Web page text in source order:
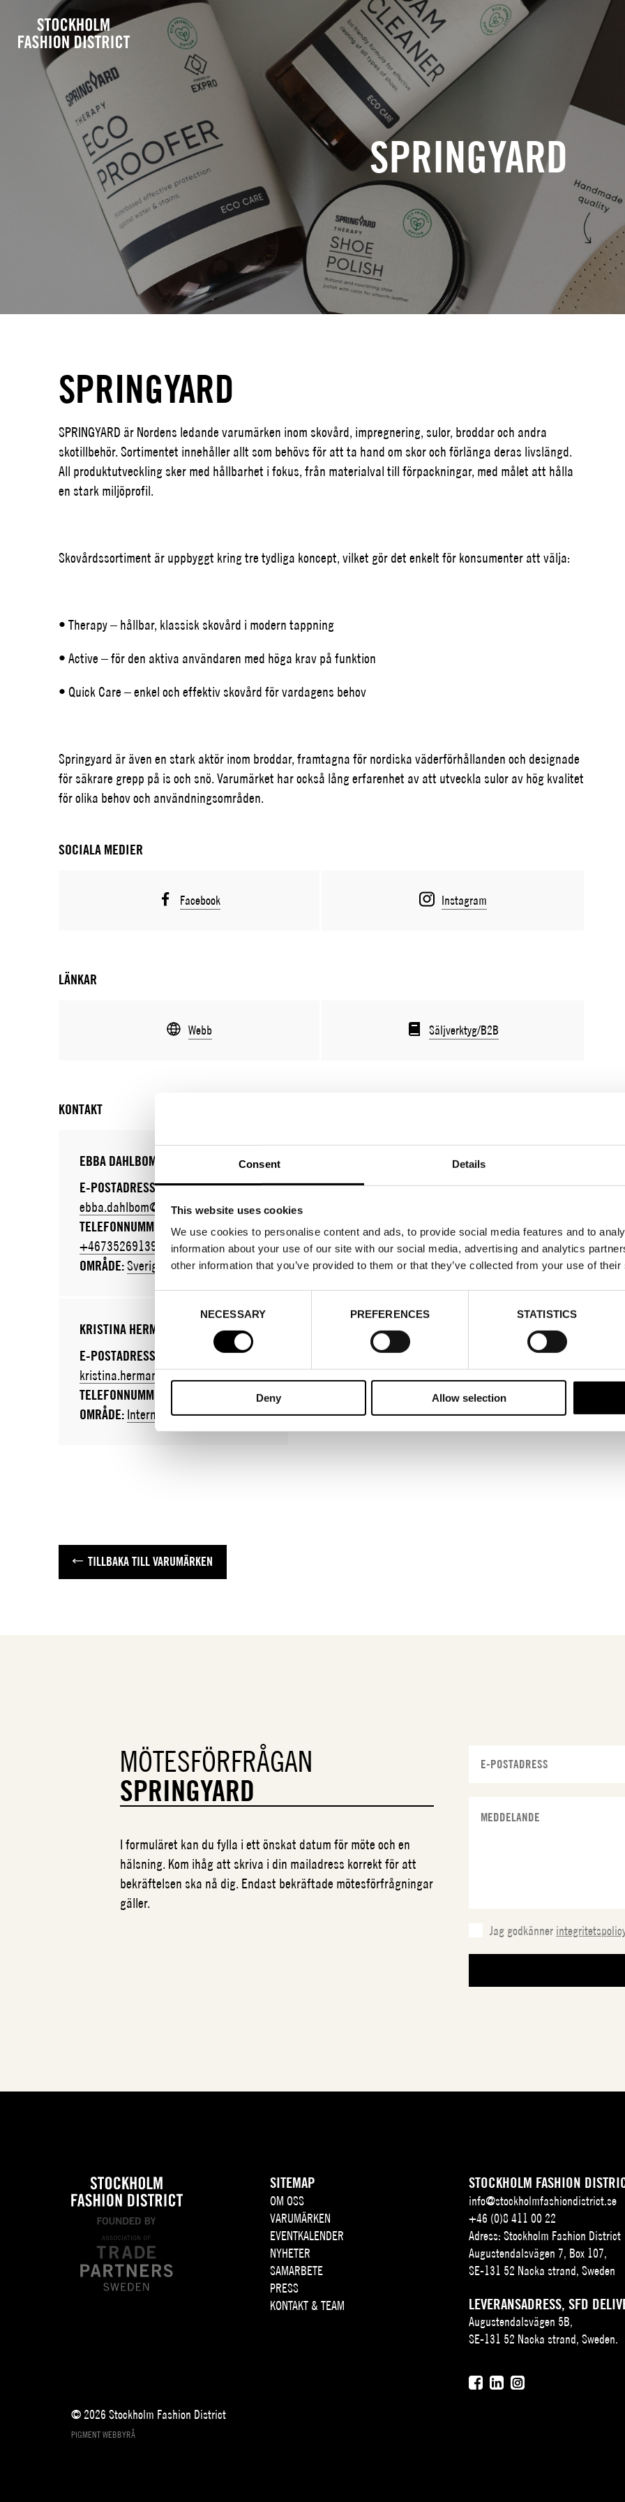
Consent Details
This website uses cookies
We use cookies to personalise content and ads, to provide social media features and to
information about your use of our site with our social media, advertising and analytics
other information that you’ve provided to them or that they’ve collected from your use of
NECESSARY PREFERENCES STATISTICS
Deny Allow selection
SPRINGYARD
SPRINGYARD
SPRINGYARD är Nordens ledande varumärken inom skovård, impregnering, sulor, broddar och andra
skotillbehör. Sortimentet innehåller allt som behövs för att ta hand om skor och förlänga deras livslängd.
All produktutveckling sker med hållbarhet i fokus, från materialval till förpackningar, med målet att hålla
en stark miljöprofil.
Skovårdssortiment är uppbyggt kring tre tydliga koncept, vilket gör det enkelt för konsumenter att välja:
• Therapy – hållbar, klassisk skovård i modern tappning
• Active – för den aktiva användaren med höga krav på funktion
• Quick Care – enkel och effektiv skovård för vardagens behov
Springyard är även en stark aktör inom broddar, framtagna för nordiska väderförhållanden och designade
för säkrare grepp på is och snö. Varumärket har också lång erfarenhet av att utveckla sulor av hög kvalitet
för olika behov och användningsområden.
SOCIALA MEDIER
Facebook Instagram
LÄNKAR
Webb Säljverktyg/B2B
KONTAKT
EBBA DAHLBOM
E-POSTADRESS:
ebba.dahlbom@brunngard.com
TELEFONNUMMER:
+46735269139
OMRÅDE:Sverige
ANTON FRIDELL
E-POSTADRESS:
anton.fridell@brunngard.com
TELEFONNUMMER:
+46703245953
OMRÅDE:Sverige
KRISTINA HERMANSSON
E-POSTADRESS:
kristina.hermansson@brunngard.com
TELEFONNUMMER:
OMRÅDE: Internationell
TILLBAKA TILL VARUMÄRKEN
MÖTESFÖRFRÅGAN
SPRINGYARD
I formuläret kan du fylla i ett önskat datum för möte och en
hälsning. Kom ihåg att skriva i din mailadress korrekt för att
bekräftelsen ska nå dig. Endast bekräftade mötesförfrågningar
gäller.
Jag godkänner
SITEMAP
OM OSS
VARUMÄRKEN
EVENTKALENDER
NYHETER
SAMARBETE
PRESS
KONTAKT & TEAM
STOCKHOLM FASHION
info@stockholmfashiondistrict.se
+46 (0)8 411 00 22
Adress: Stockholm Fashion District
Augustendalsvägen 7, Box 107,
SE-131 52 Nacka strand, Sweden
LEVERANSADRESS, SFD
Augustendalsvägen 5B,
SE-131 52 Nacka strand, Sweden.
© 2026 Stockholm Fashion District
PIGMENT WEBBYRÅ